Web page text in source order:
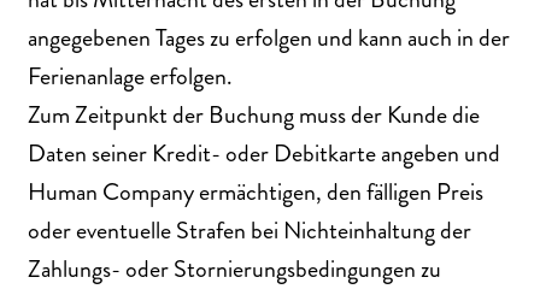
angegebenen Tages zu erfolgen und kann auch in der
Ferienanlage erfolgen.
Zum Zeitpunkt der Buchung muss der Kunde die
Daten seiner Kredit- oder Debitkarte angeben und
Human Company ermächtigen, den fälligen Preis
oder eventuelle Strafen bei Nichteinhaltung der
Zahlungs- oder Stornierungsbedingungen zu